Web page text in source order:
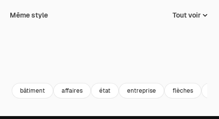
Même style Tout voir
bâtiment affaires état entreprise flèches